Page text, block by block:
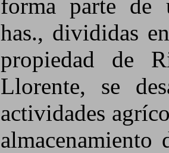
forma parte de
has., divididas
propiedad de
Llorente, se
actividades
almacenamiento